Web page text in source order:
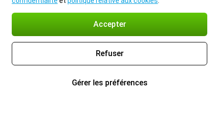
Accepter
Refuser
Gérer les préférences